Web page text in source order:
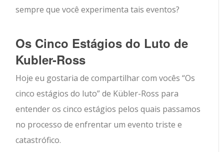
sempre que você experimenta tais eventos?
Os Cinco Estágios do Luto de
Kubler-Ross
Hoje eu gostaria de compartilhar com vocês “Os
cinco estágios do luto” de Kübler-Ross para
entender os cinco estágios pelos quais passamos
no processo de enfrentar um evento triste e
catastrófico.